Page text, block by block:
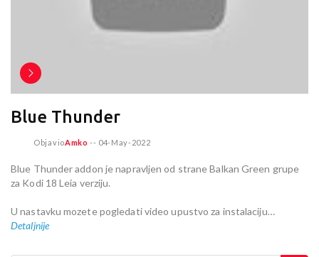
Blue Thunder
ObjavioAmko -- 04-May-2022
Blue Thunder addon je napravljen od strane Balkan Green grupe
za Kodi 18 Leia verziju.
U nastavku mozete pogledati video upustvo za instalaciju…
Detaljnije